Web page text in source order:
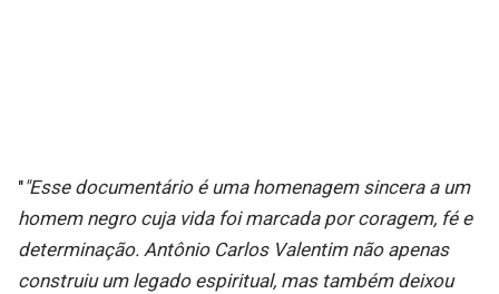
""Esse documentário é uma homenagem sincera a um
homem negro cuja vida foi marcada por coragem, fé e
determinação. Antônio Carlos Valentim não apenas
construiu um legado espiritual, mas também deixou